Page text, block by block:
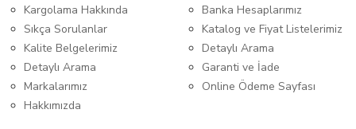
Kargolama Hakkında
Sıkça Sorulanlar
Kalite Belgelerimiz
Detaylı Arama
Markalarımız
Hakkımızda
Banka Hesaplarımız
Katalog ve Fiyat Listelerimiz
Detaylı Arama
Garanti ve İade
Online Ödeme Sayfası